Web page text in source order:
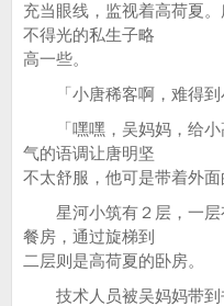
充当眼线，监视着高荷夏
不得光的私生子略
高一些。
「小唐稀客啊，难得到
「嘿嘿，吴妈妈，给小
气的语调让唐明坚
不太舒服，他可是带着外面
星河小筑有２层，一层
餐房，通过旋梯到
二层则是高荷夏的卧房。
技术人员被吴妈妈带到